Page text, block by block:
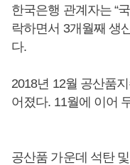
한국은행 관계자는 “
락하면서 3개월째 생
다.
2018년 12월 공산품
어졌다. 11월에 이어
공산품 가운데 석탄